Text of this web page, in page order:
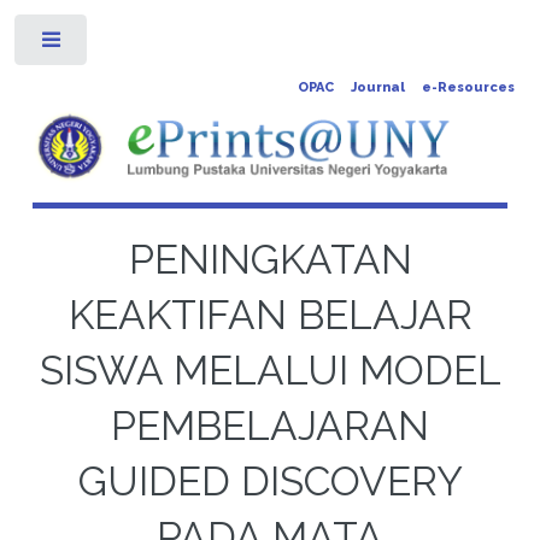
OPAC Journal e-Resources
PENINGKATAN
KEAKTIFAN BELAJAR
SISWA MELALUI MODEL
PEMBELAJARAN
GUIDED DISCOVERY